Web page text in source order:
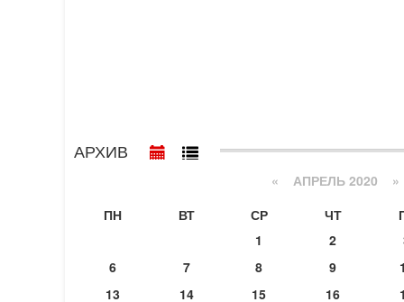
АРХИВ
« АПРЕЛЬ 2020 »
ПН
ВТ СР ЧТ
1
2
6
7 8 9
13
14 15 16